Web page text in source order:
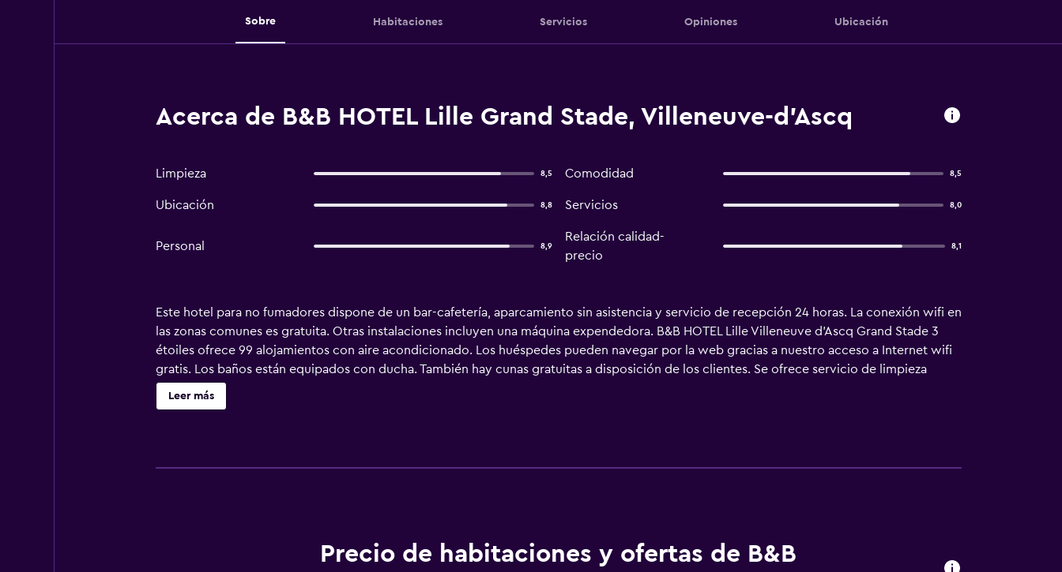
Sobre Habitaciones Servicios Opiniones Ubicación
Acerca de B&B HOTEL Lille Grand Stade, Villeneuve-d'Ascq
Limpieza 8,5 Comodidad 8,5
Ubicación 8,8 Servicios 8,0
Personal 8,9
Relación calidad-
precio
8,1
Este hotel para no fumadores dispone de un bar-cafetería, aparcamiento sin asistencia y servicio de recepción 24 horas. La conexión wifi en
las zonas comunes es gratuita. Otras instalaciones incluyen una máquina expendedora. B&B HOTEL Lille Villeneuve d'Ascq Grand Stade 3
étoiles ofrece 99 alojamientos con aire acondicionado. Los huéspedes pueden navegar por la web gracias a nuestro acceso a Internet wifi
gratis. Los baños están equipados con ducha. También hay cunas gratuitas a disposición de los clientes. Se ofrece servicio de limpieza
todos los días.
Leer más
Precio de habitaciones y ofertas de B&B